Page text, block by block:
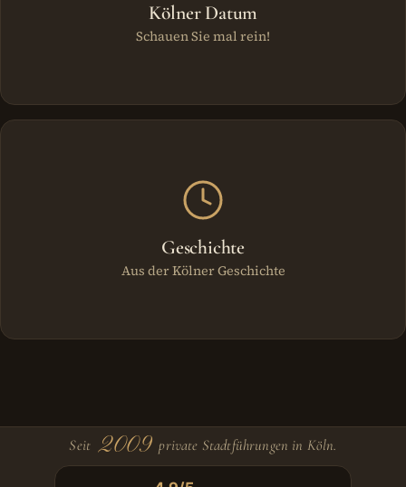
Kölner Datum
Schauen Sie mal rein!
Geschichte
Aus der Kölner Geschichte
Seit 2009 private Stadtführungen in Köln.